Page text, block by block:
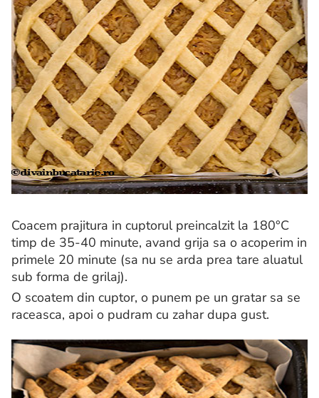
Coacem prajitura in cuptorul preincalzit la 180°C
timp de 35-40 minute, avand grija sa o acoperim in
primele 20 minute (sa nu se arda prea tare aluatul
sub forma de grilaj).
O scoatem din cuptor, o punem pe un gratar sa se
raceasca, apoi o pudram cu zahar dupa gust.